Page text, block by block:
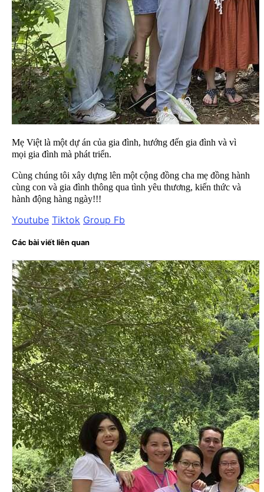
Mẹ Việt là một dự án của gia đình, hướng đến gia đình và vì
mọi gia đình mà phát triển.
Cùng chúng tôi xây dựng lên một cộng đồng cha mẹ đồng hành
cùng con và gia đình thông qua tình yêu thương, kiến thức và
hành động hàng ngày!!!
Youtube Tiktok Group Fb
Các bài viết liên quan